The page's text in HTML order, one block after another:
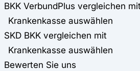
BKK VerbundPlus vergleichen
SKD BKK vergleichen mit
Bewerten Sie uns